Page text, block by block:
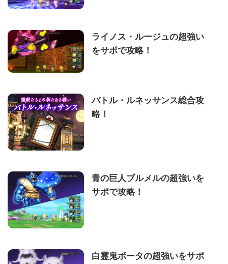
ライノス・ルージュの超強い
をサポで攻略！
バトル・ルネッサンス総合攻
略！
青の巨人ブルメルの超強いを
サポで攻略！
白霊鬼ボータの超強いをサポ